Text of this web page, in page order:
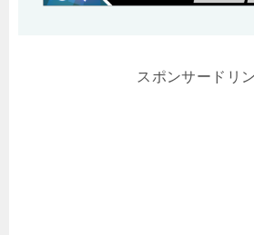
スポンサードリ